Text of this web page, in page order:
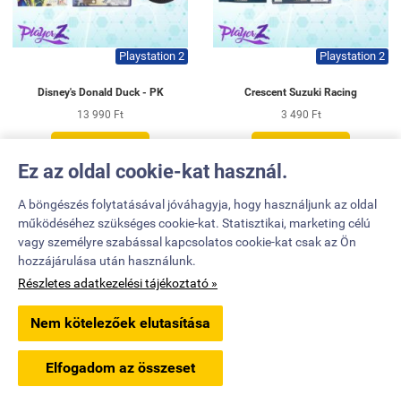
Ez az oldal cookie-kat használ.
A böngészés folytatásával jóváhagyja, hogy használjunk az oldal
működéséhez szükséges cookie-kat. Statisztikai, marketing célú
vagy személyre szabással kapcsolatos cookie-kat csak az Ön
hozzájárulása után használunk.
Részletes adatkezelési tájékoztató »
Nem kötelezőek elutasítása
Elfogadom az összeset
Playstation 2
Disney's Donald Duck - PK
13 990 Ft
Playstation 2
Crescent Suzuki Racing
3 490 Ft